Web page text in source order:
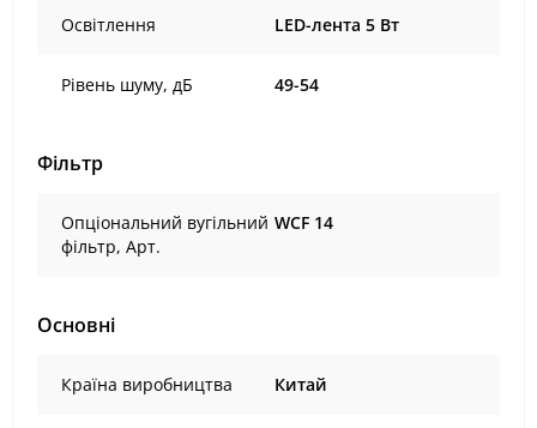
Освітлення LED-лента 5 Вт
Рівень шуму, дБ 49-54
Фільтр
Опціональний вугільний
фільтр, Арт.
WCF 14
Основні
Країна виробництва Китай